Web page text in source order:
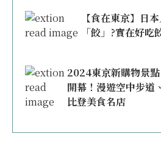
【食在東京】日
「餃」?實在好吃
2024東京新購物景
開幕！漫遊空中步道
比登美食名店